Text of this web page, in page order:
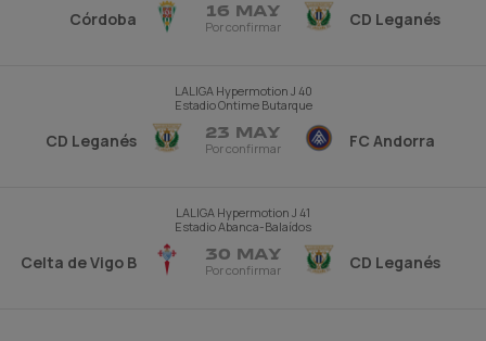
Córdoba 16 MAY
Por confirmar CD Leganés
LALIGA Hypermotion J 40
Estadio Ontime Butarque
CD Leganés 23 MAY
Por confirmar FC Andorra
LALIGA Hypermotion J 41
Estadio Abanca-Balaídos
Celta de Vigo B 30 MAY
Por confirmar CD Leganés